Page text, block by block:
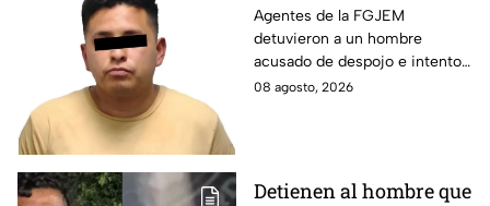
para devolvérsela; cae
otro por despojo en
Edomex
Agentes de la FGJEM
detuvieron a un hombre
acusado de despojo e intento
de extorsión en el Edomex.
08 agosto, 2026
Detienen al hombre que